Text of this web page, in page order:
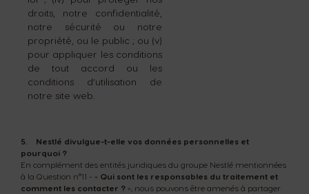
droits, notre confidentialité,
notre sécurité ou notre
propriété, ou le public ; ou (v)
pour appliquer les conditions
de tout accord ou les
conditions d’utilisation de
notre site web.
5. Nestlé divulgue-t-elle vos données personnelles et
pourquoi ?
En complément des entités juridiques du groupe Nestlé mentionnées
à la Question n°11 - « Qui sont les responsables du traitement et
comment les contacter ? », nous pouvons être amenés à partager